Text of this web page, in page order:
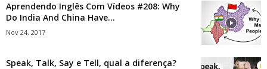
Aprendendo Inglês Com Vídeos #208: Why
Do India And China Have...
Nov 24, 2017
Speak, Talk, Say e Tell, qual a diferença?